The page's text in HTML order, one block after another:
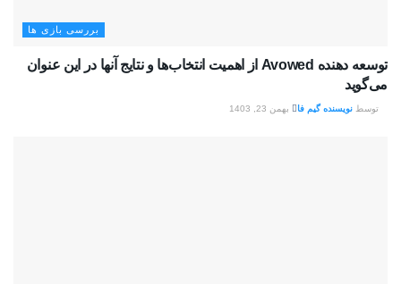
بررسی بازی ها
توسعه دهنده Avowed از اهمیت انتخاب‌ها و نتایج آنها در این عنوان
می‌گوید
توسط نویسنده گیم فا بهمن 23, 1403